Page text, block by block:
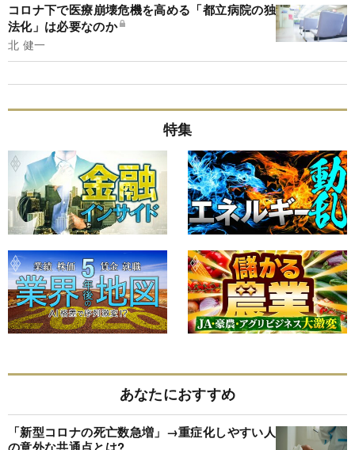
コロナ下で医療崩壊危機を高める「都立病院の独
法化」は必要なのか
北 健一
特集
あなたにおすすめ
「新型コロナの死亡数急増」→重症化しやすい人